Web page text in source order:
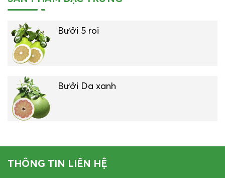
Bưởi 5 roi
Bưởi Da xanh
THÔNG TIN LIÊN HỆ